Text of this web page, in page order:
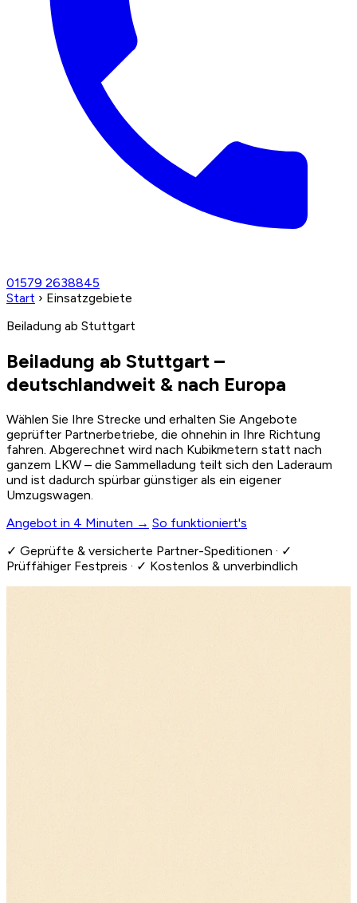
01579 2638845
Start › Einsatzgebiete
Beiladung ab Stuttgart
Beiladung ab Stuttgart –
deutschlandweit & nach Europa
Wählen Sie Ihre Strecke und erhalten Sie Angebote
geprüfter Partnerbetriebe, die ohnehin in Ihre Richtung
fahren. Abgerechnet wird nach Kubikmetern statt nach
ganzem LKW – die Sammelladung teilt sich den Laderaum
und ist dadurch spürbar günstiger als ein eigener
Umzugswagen.
Angebot in 4 Minuten → So funktioniert's
✓ Geprüfte & versicherte Partner-Speditionen · ✓
Prüffähiger Festpreis · ✓ Kostenlos & unverbindlich